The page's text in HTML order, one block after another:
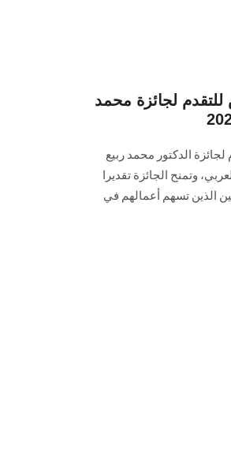
لجائزة محمد
الدكتور محمد ربيع
وتمنح الجائزة تقديرا
الذين تسهم أعمالهم في